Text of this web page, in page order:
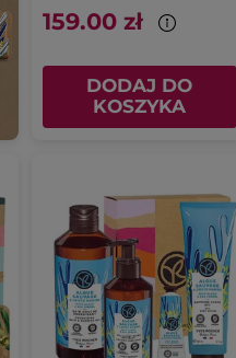
159.00 zł
DODAJ DO
KOSZYKA